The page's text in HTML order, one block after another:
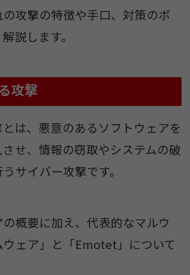
攻撃の特徴や手口、対策のポ
説します。
攻撃
は、悪意のあるソフトウェアを
せ、情報の窃取やシステムの破
サイバー攻撃です。
概要に加え、代表的なマルウ
ウェア」と「Emotet」について